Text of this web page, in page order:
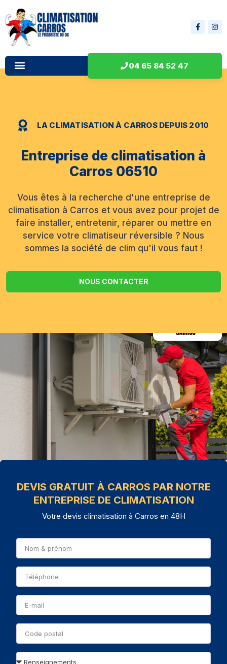
04 65 84 52 47
LA CLIMATISATION À CARROS DEPUIS 2010
Entreprise de climatisation à
Carros 06510
Vous êtes à la recherche d'une entreprise de
climatisation à Carros et vous avez pour projet de
faire installer, entretenir, réparer ou mettre en
service votre climatiseur réversible ? Nous
sommes la société de clim qu'il vous faut !
NOUS CONTACTER
DEVIS GRATUIT À CARROS PAR NOTRE
ENTREPRISE DE CLIMATISATION
Votre devis climatisation à Carros en 48H